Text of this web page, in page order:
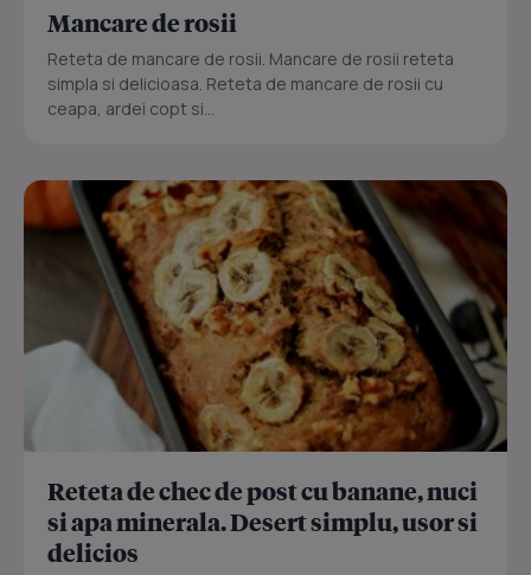
Mancare de rosii
Reteta de mancare de rosii. Mancare de rosii reteta
simpla si delicioasa. Reteta de mancare de rosii cu
ceapa, ardei copt si...
Reteta de chec de post cu banane, nuci
si apa minerala. Desert simplu, usor si
delicios